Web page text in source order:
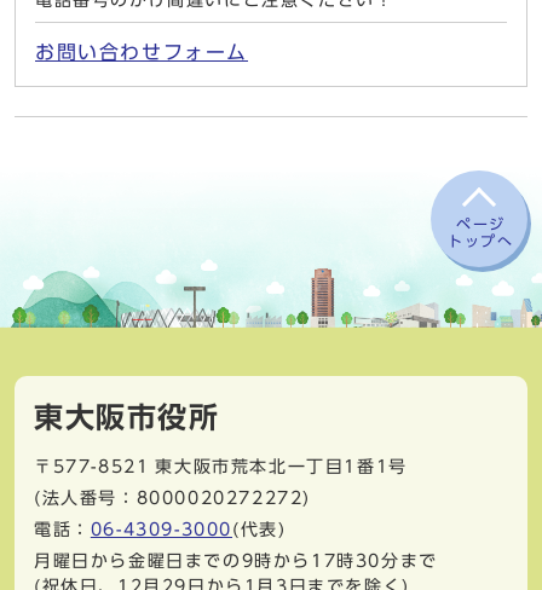
お問い合わせフォーム
ページ
トップへ
東大阪市役所
〒577-8521
東大阪市荒本北一丁目1番1号
(法人番号：8000020272272)
電話： 06-4309-3000 (代表)
月曜日から金曜日までの9時から17時30分まで
(祝休日、12月29日から1月3日までを除く)